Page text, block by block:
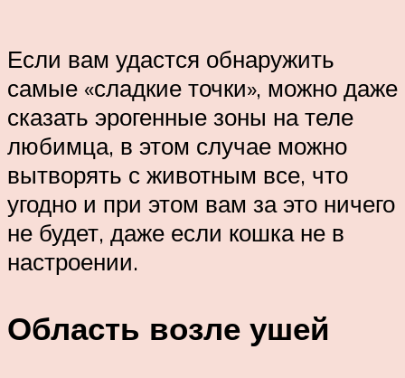
Если вам удастся обнаружить
самые «сладкие точки», можно даже
сказать эрогенные зоны на теле
любимца, в этом случае можно
вытворять с животным все, что
угодно и при этом вам за это ничего
не будет, даже если кошка не в
настроении.
Область возле ушей